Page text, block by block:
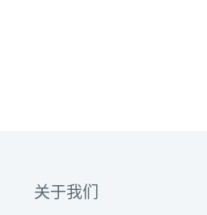
关于我们